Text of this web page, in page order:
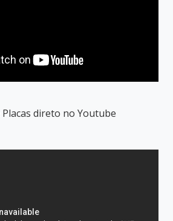
direto no Youtube